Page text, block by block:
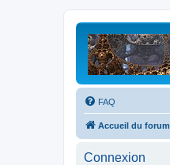
FAQ
Accueil du forum
Connexion